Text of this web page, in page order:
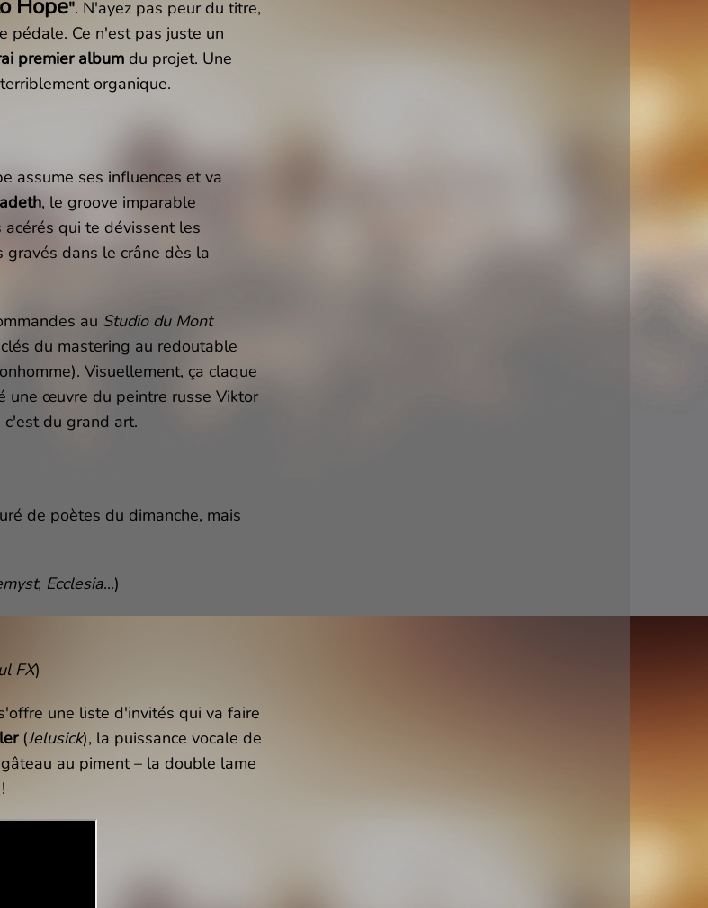
Hope". N'ayez pas peur du titre,
pédale. Ce n'est pas juste un
premier album du projet. Une
organique.
assume ses influences et va
, le groove imparable
qui te dévissent les
dans le crâne dès la
au Studio du Mont
du mastering au redoutable
Visuellement, ça claque
une œuvre du peintre russe Viktor
du grand art.
de poètes du dimanche, mais
, Ecclesia...)
FX)
une liste d'invités qui va faire
(Jelusick), la puissance vocale de
au piment – la double lame